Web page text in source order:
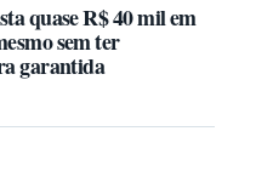
quase R$ 40 mil em
sem ter
garantida